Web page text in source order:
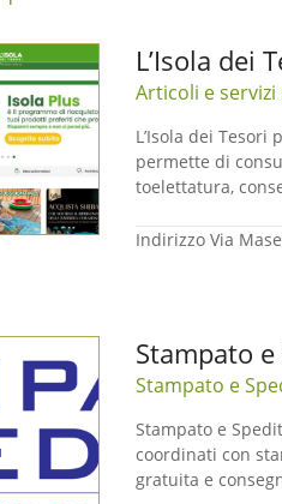
L’Isola dei
Articoli e
L’Isola dei
permette di
toelettatura,
Indirizzo Via
Stampato
Stampato e
Stampato e
coordinati con
gratuita e